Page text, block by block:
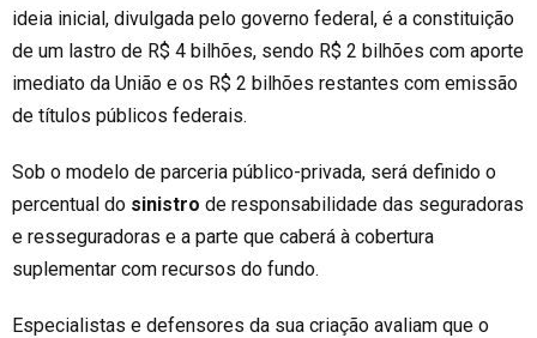
ideia inicial, divulgada pelo governo federal, é a constituição
de um lastro de R$ 4 bilhões, sendo R$ 2 bilhões com aporte
imediato da União e os R$ 2 bilhões restantes com emissão
de títulos públicos federais.
Sob o modelo de parceria público-privada, será definido o
percentual do sinistro de responsabilidade das seguradoras
e resseguradoras e a parte que caberá à cobertura
suplementar com recursos do fundo.
Especialistas e defensores da sua criação avaliam que o